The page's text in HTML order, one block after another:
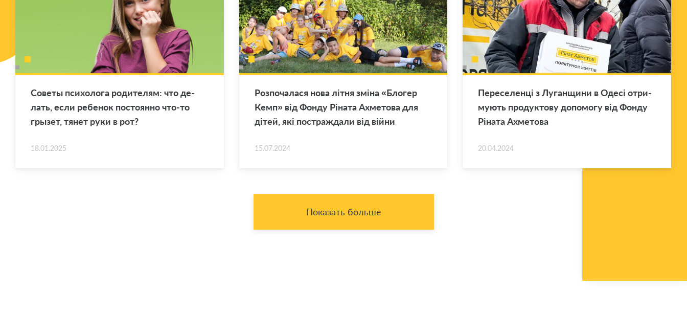
Со­ве­ты пси­хо­ло­га ро­ди­те­лям: что де­
лать, если ре­бе­нок по­сто­ян­но что-то
гры­зет, тянет руки в рот?
18.01.2025
Роз­по­ча­ла­ся нова літня зміна «Бло­гер
Кемп» від Фонду Ріната Ах­ме­то­ва для
дітей, які по­ст­раж­да­ли від війни
15.07.2024
Пе­ре­се­ленці з Лу­ган­щи­ни в Одесі от­ри­
му­ють про­дук­то­ву до­по­мо­гу від Фонду
Ріната Ах­ме­то­ва
20.04.2024
Показать больше